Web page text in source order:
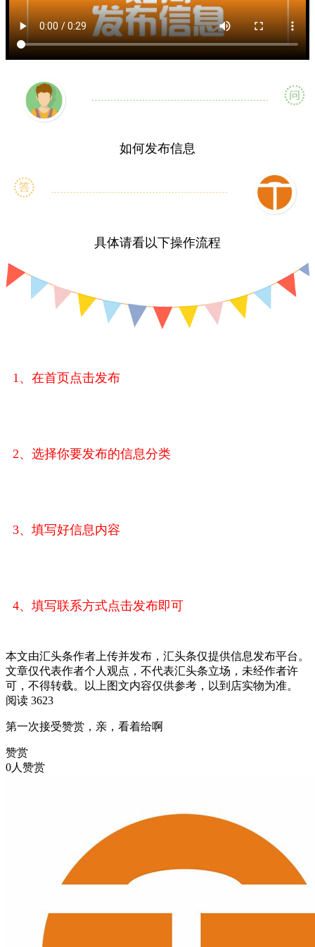
如何发布信息
具体请看以下操作流程
1、 在首页点击发布
2、 选择你要发布的信息分类
3、 填写好信息内容
4、 填写联系方式点击发布即可
本文由汇头条作者上传并发布，汇头条仅提供信息发布平台。
文章仅代表作者个人观点，不代表汇头条立场，未经作者许
可，不得转载。以上图文内容仅供参考，以到店实物为准。
阅读 3623
第一次接受赞赏，亲，看着给啊
赞赏
0人赞赏